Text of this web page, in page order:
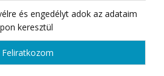
és engedélyt adok az adataim
keresztül